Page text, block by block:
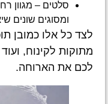
סלטים – מגוון
ומסוגים שונים
לצד כל אלו כמובן
מתוקות לקינוח,
לכם את הארוחה.